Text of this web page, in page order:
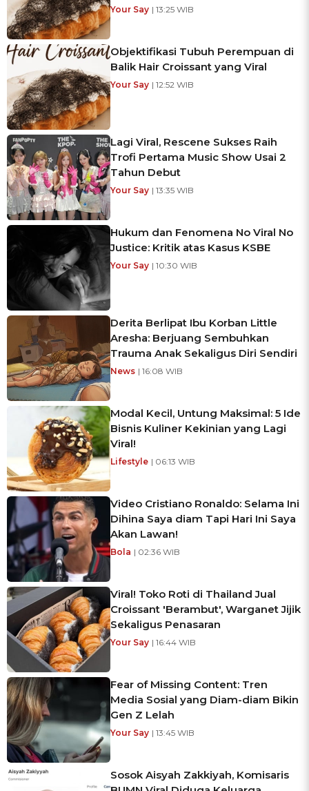
Your Say | 13:25 WIB
Objektifikasi Tubuh Perempuan di
Balik Hair Croissant yang Viral
Your Say | 12:52 WIB
Lagi Viral, Rescene Sukses Raih
Trofi Pertama Music Show Usai 2
Tahun Debut
Your Say | 13:35 WIB
Hukum dan Fenomena No Viral No
Justice: Kritik atas Kasus KSBE
Your Say | 10:30 WIB
Derita Berlipat Ibu Korban Little
Aresha: Berjuang Sembuhkan
Trauma Anak Sekaligus Diri Sendiri
News | 16:08 WIB
Modal Kecil, Untung Maksimal: 5 Ide
Bisnis Kuliner Kekinian yang Lagi
Viral!
Lifestyle | 06:13 WIB
Video Cristiano Ronaldo: Selama Ini
Dihina Saya diam Tapi Hari Ini Saya
Akan Lawan!
Bola | 02:36 WIB
Viral! Toko Roti di Thailand Jual
Croissant 'Berambut', Warganet Jijik
Sekaligus Penasaran
Your Say | 16:44 WIB
Fear of Missing Content: Tren
Media Sosial yang Diam-diam Bikin
Gen Z Lelah
Your Say | 13:45 WIB
Sosok Aisyah Zakkiyah, Komisaris